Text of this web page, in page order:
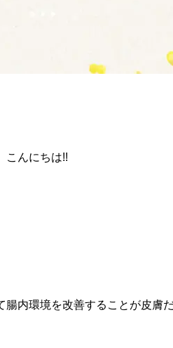
こんにちは!!
腸内環境を改善することが皮膚